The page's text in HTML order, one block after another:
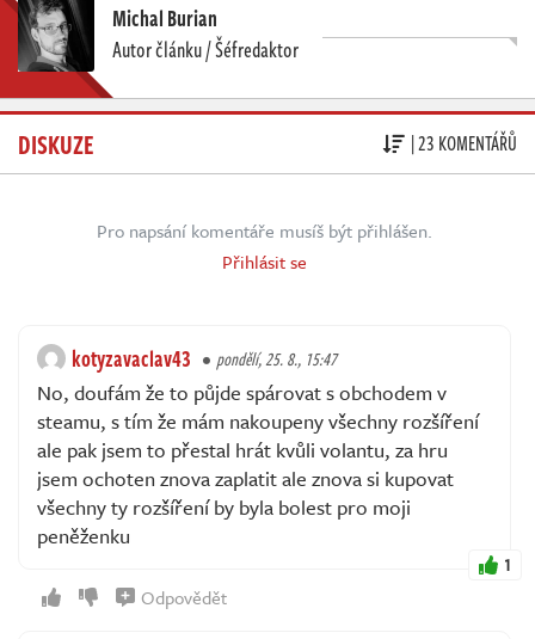
Michal Burian
Autor článku / Šéfredaktor
DISKUZE | 23 KOMENTÁŘŮ
Pro napsání komentáře musíš být přihlášen.
Přihlásit se
kotyzavaclav43 pondělí, 25. 8., 15:47
No, doufám že to půjde spárovat s obchodem v
steamu, s tím že mám nakoupeny všechny rozšíření
ale pak jsem to přestal hrát kvůli volantu, za hru
jsem ochoten znova zaplatit ale znova si kupovat
všechny ty rozšíření by byla bolest pro moji
peněženku
1
Odpovědět